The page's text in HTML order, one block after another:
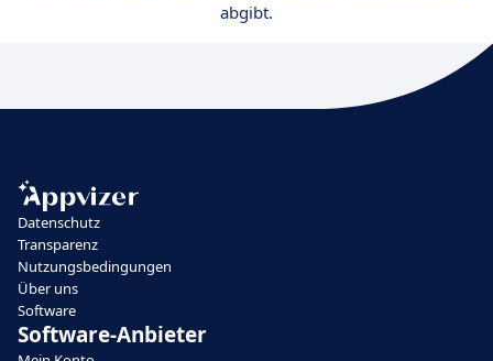
abgibt.
Datenschutz
Transparenz
Nutzungsbedingungen
Über uns
Software
Software-Anbieter